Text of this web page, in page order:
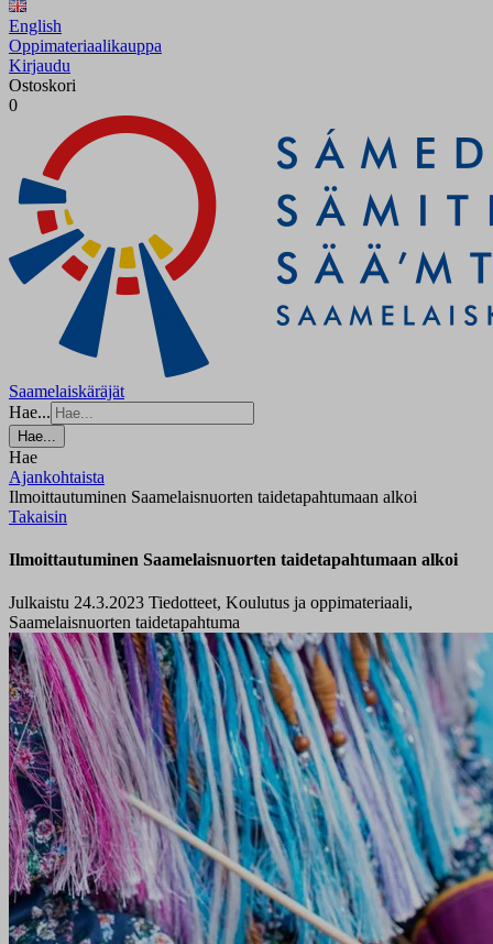
English
Oppimateriaalikauppa
Kirjaudu
Ostoskori
0
Saamelaiskäräjät
Hae...
Hae...
Hae
Ajankohtaista
Ilmoittautuminen Saamelaisnuorten taidetapahtumaan alkoi
Takaisin
Ilmoittautuminen Saamelaisnuorten taidetapahtumaan alkoi
Julkaistu 24.3.2023 Tiedotteet, Koulutus ja oppimateriaali,
Saamelaisnuorten taidetapahtuma